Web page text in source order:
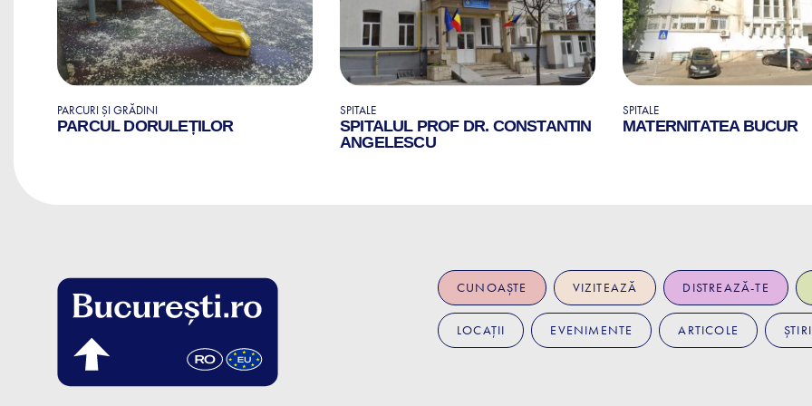
PARCURI ȘI GRĂDINI
PARCUL DORULEȚILOR
SPITALE
SPITALUL PROF DR. CONSTANTIN
ANGELESCU
SPITALE
MATERNITATEA BUCUR
CUNOAȘTE VIZITEAZĂ DISTREAZĂ-TE
LOCAȚII EVENIMENTE ARTICOLE ȘTIRI